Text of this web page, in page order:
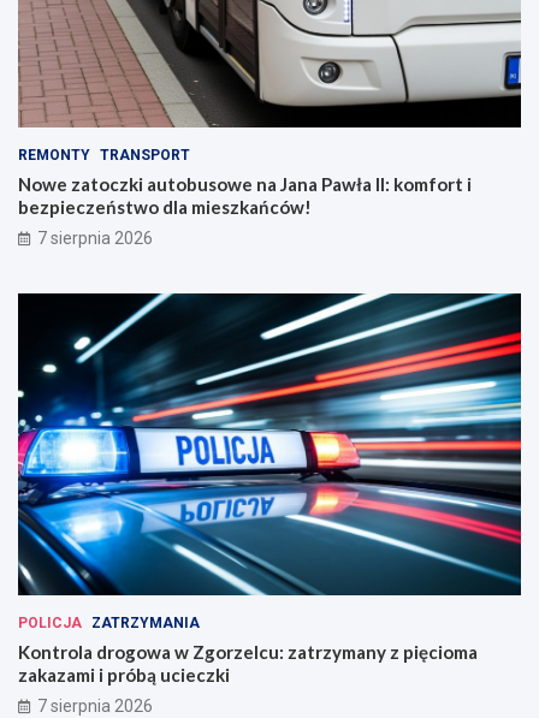
REMONTY TRANSPORT
Nowe zatoczki autobusowe na Jana Pawła II: komfort i
bezpieczeństwo dla mieszkańców!
7 sierpnia 2026
POLICJA ZATRZYMANIA
Kontrola drogowa w Zgorzelcu: zatrzymany z pięcioma
zakazami i próbą ucieczki
7 sierpnia 2026